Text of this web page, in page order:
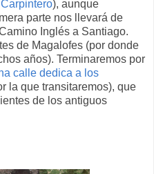
), aunque
parte nos llevará de
Inglés a Santiago.
de Magalofes (por donde
años). Terminaremos por
calle dedica a los
la que transitaremos), que
de los antiguos